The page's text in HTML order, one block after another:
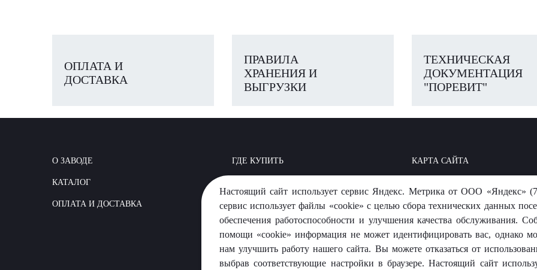
ОПЛАТА И
ДОСТАВКА
ПРАВИЛА
ХРАНЕНИЯ И
ВЫГРУЗКИ
ТЕХНИЧЕСКАЯ
ДОКУМЕНТАЦИЯ
"ПОРЕВИТ"
О ЗАВОДЕ
КАТАЛОГ
ОПЛАТА И ДОСТАВКА
ГДЕ КУПИТЬ
ВОПРОС-ОТВЕТ
КАРТА САЙТА
Настоящий сайт использует сервис Яндекс. Метрика от ООО «Яндекс»
сервис использует файлы «cookie» с целью сбора технических данных
обеспечения работоспособности и улучшения качества обслуживания.
помощи «cookie» информация не может идентифицировать вас, однако
нам улучшить работу нашего сайта. Вы можете отказаться от
выбрав соответствующие настройки в браузере. Настоящий сайт